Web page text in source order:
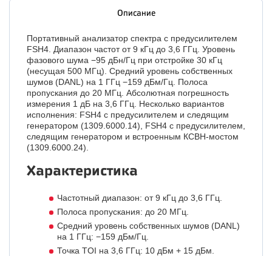
Описание
Портативный анализатор спектра с предусилителем
FSH4. Диапазон частот от 9 кГц до 3,6 ГГц. Уровень
фазового шума −95 дБн/Гц при отстройке 30 кГц
(несущая 500 МГц). Средний уровень собственных
шумов (DANL) на 1 ГГц −159 дБм/Гц. Полоса
пропускания до 20 МГц. Абсолютная погрешность
измерения 1 дБ на 3,6 ГГц. Несколько вариантов
исполнения: FSH4 с предусилителем и следящим
генератором (1309.6000.14), FSH4 с предусилителем,
следящим генератором и встроенным КСВН-мостом
(1309.6000.24).
Характеристика
Частотный диапазон: от 9 кГц до 3,6 ГГц.
Полоса пропускания: до 20 МГц.
Средний уровень собственных шумов (DANL)
на 1 ГГц: −159 дБм/Гц.
Точка TOI на 3,6 ГГц: 10 дБм + 15 дБм.